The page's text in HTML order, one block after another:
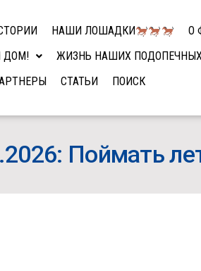
НАШИ ЛОШАДКИ О
ДОМ! ЖИЗНЬ НАШИХ
СТАТЬИ ПОИСК
Поймать